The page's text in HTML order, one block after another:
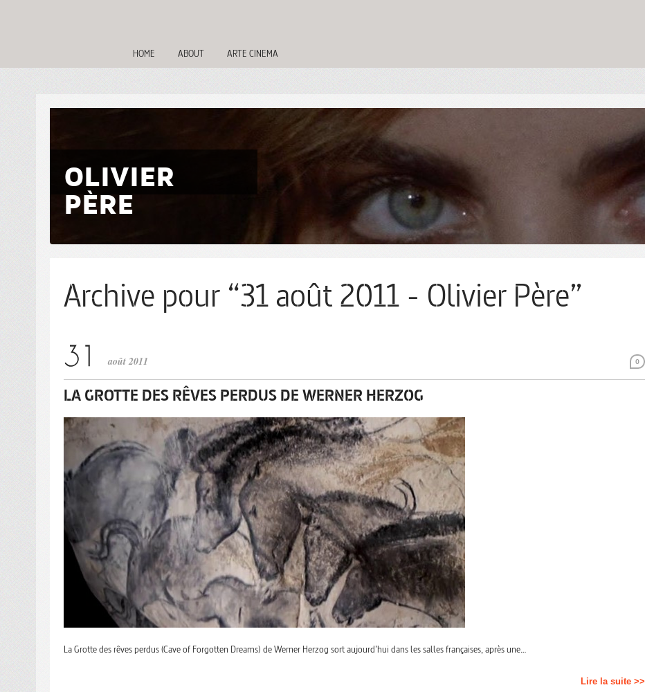
HOME ABOUT ARTE CINEMA
OLIVIER
PÈRE
Archive pour “31 août 2011 - Olivier Père”
0
août 2011
LA GROTTE DES RÊVES PERDUS DE WERNER HERZOG
La Grotte des rêves perdus (Cave of Forgotten Dreams) de Werner Herzog sort aujourd’hui dans les salles françaises, après une…
Lire la suite >>